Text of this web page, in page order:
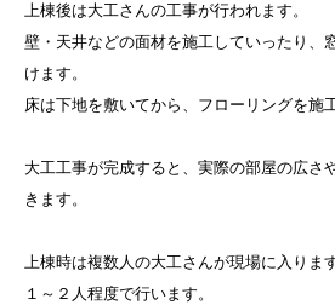
上棟後は大工さんの工事が行われます。
壁・天井などの面材を施工していったり、
けます。
床は下地を敷いてから、フローリングを施
大工工事が完成すると、実際の部屋の広さ
きます。
上棟時は複数人の大工さんが現場に入りま
１～２人程度で行います。